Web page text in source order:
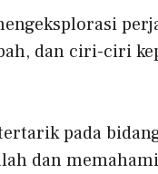
dan ciri-ciri
pada
dan